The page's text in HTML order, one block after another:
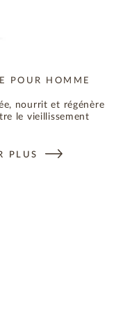
POUR HOMME
nourrit et régénère
le vieillissement
PLUS